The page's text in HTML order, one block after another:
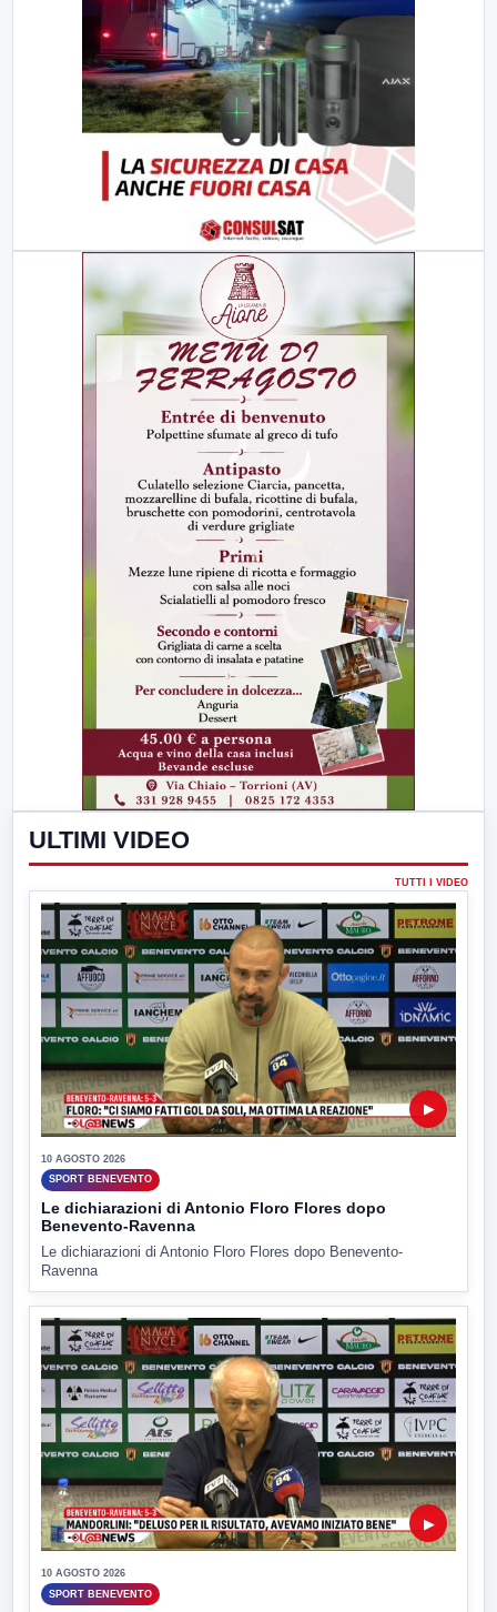
ULTIMI VIDEO
TUTTI I VIDEO
▶
10 AGOSTO 2026
SPORT BENEVENTO
Le dichiarazioni di Antonio Floro Flores dopo
Benevento-Ravenna
Le dichiarazioni di Antonio Floro Flores dopo Benevento-
Ravenna
▶
10 AGOSTO 2026
SPORT BENEVENTO